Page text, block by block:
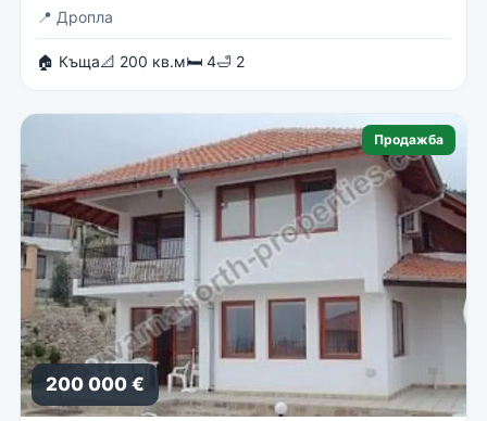
📍 Дропла
🏠 Къща📐 200 кв.м🛏 4🛁 2
Продажба
200 000 €